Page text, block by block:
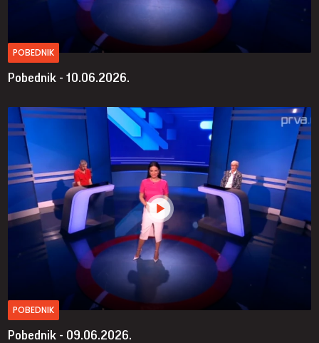
POBEDNIK
Pobednik - 10.06.2026.
POBEDNIK
Pobednik - 09.06.2026.